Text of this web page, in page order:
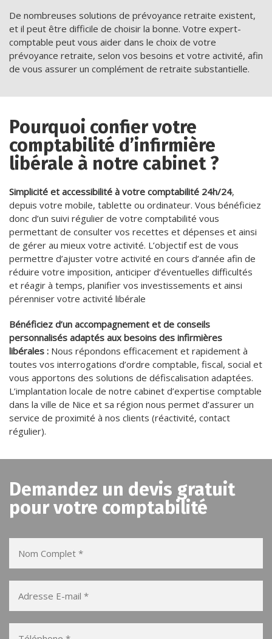
De nombreuses solutions de prévoyance retraite existent,
et il peut être difficile de choisir la bonne. Votre expert-
comptable peut vous aider dans le choix de votre
prévoyance retraite, selon vos besoins et votre activité, afin
de vous assurer un complément de retraite substantielle.
Pourquoi confier votre
comptabilité d’infirmière
libérale à notre cabinet ?
Simplicité et accessibilité à votre comptabilité 24h/24,
depuis votre mobile, tablette ou ordinateur. Vous bénéficiez
donc d’un suivi régulier de votre comptabilité vous
permettant de consulter vos recettes et dépenses et ainsi
de gérer au mieux votre activité. L’objectif est de vous
permettre d’ajuster votre activité en cours d’année afin de
réduire votre imposition, anticiper d’éventuelles difficultés
et réagir à temps, planifier vos investissements et ainsi
pérenniser votre activité libérale
Bénéficiez d’un accompagnement et de conseils
personnalisés adaptés aux besoins des infirmières
libérales : Nous répondons efficacement et rapidement à
toutes vos interrogations d’ordre comptable, fiscal, social et
vous apportons des solutions de défiscalisation adaptées.
L’implantation locale de notre cabinet d’expertise comptable
dans la ville de Nice et sa région nous permet d’assurer un
service de proximité à nos clients (réactivité, contact
régulier).
Demandez un devis gratuit
pour votre comptabilité